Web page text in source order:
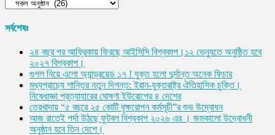
সংবাদের
সর্বশেষঃ
২৪ বছর পর আফ্রিকায় ফিরছে আইসিসি বিশ্বকাপ।১২ ভেন্যুতে অনুষ্ঠিত হবে
২০২৭ বিশ্বকাপ।
গুগল নিয়ে এলো অ্যান্ড্রয়েড ১৭ ! যুক্ত হলো দুর্দান্ত অনেক ফিচার
মধ্যপ্রাচ্যে শান্তির নতুন দিগন্ত: ইরান-যুক্তরাষ্ট্র ঐতিহাসিক চুক্তি।
নিষেধাজ্ঞা প্রত্যাহারের ঘোষণা ইউরোপের ৪ দেশের
তেরখাদায় “৫ বছরে ২৫ কোটি বৃক্ষরোপন কর্মসূচী”র শুভ উদ্বোধন
আজ রাতেই পর্দা উঠছে ফুটবল বিশ্বকাপ ২০২৬ এর । জমকালো উদ্বোধনী
অনুষ্ঠান হবে তিন দেশে।